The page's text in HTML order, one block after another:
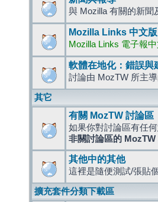
與 Mozilla 有關的新聞
Mozilla Links 中文版
Mozilla Links 電子報
軟體在地化：錯誤與
討論由 MozTW 所主
其它
有關 MozTW 討論區
如果你對討論區有任
非關討論區的
其他中的其他
這裡是隨便測試/張貼
擴充套件分類下載區